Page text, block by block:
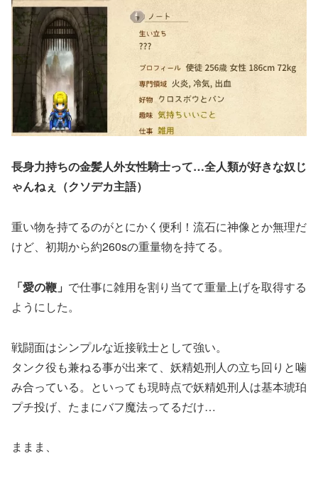
長身力持ちの金髪人外女性騎士って…全人類が好きな奴じ
ゃんねぇ（クソデカ主語）
重い物を持てるのがとにかく便利！流石に神像とか無理だ
けど、初期から約260sの重量物を持てる。
「愛の鞭」 で仕事に雑用を割り当てて重量上げを取得する
ようにした。
戦闘面はシンプルな近接戦士として強い。
タンク役も兼ねる事が出来て、妖精処刑人の立ち回りと噛
み合っている。といっても現時点で妖精処刑人は基本琥珀
プチ投げ、たまにバフ魔法ってるだけ…
ままま、